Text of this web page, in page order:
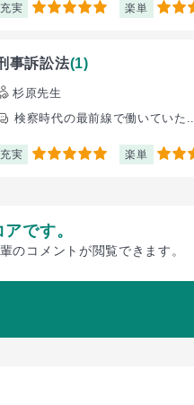
充実 5 楽単 5
事訴訟法(1)
杉原先生
検察時代の最前線で働いていた...
充実 5 楽単 4
です。
のコメントが閲覧できます。